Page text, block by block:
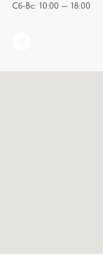
Сб-Вс: 10:00 — 18:00